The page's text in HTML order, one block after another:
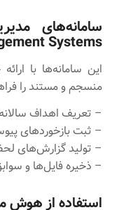
Systems)
این سامانه‌ها با
منسجم و مستند را
– تعریف اهداف
– ثبت بازخوردهای
– تولید گزارش‌های
– ذخیره فایل‌ها و
استفاده از هوش